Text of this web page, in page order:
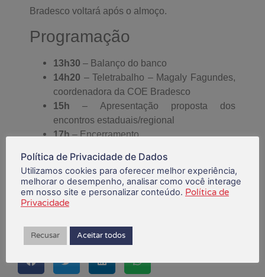
Bradesco voltará após o almoço.
Programação
13h30 – Balanço do banco
14h20 – Teletrabalho – Magaly Fagundes,
coordenadora da COE Bradesco
15h – Apresentação proposta dos
encontros estaduais/regional
17h– Encerramento
agosto 3, 2021
Compartilhe!
Política de Privacidade de Dados
Utilizamos cookies para oferecer melhor experiência,
melhorar o desempenho, analisar como você interage
em nosso site e personalizar conteúdo. Política de
Privacidade
Recusar Aceitar todos